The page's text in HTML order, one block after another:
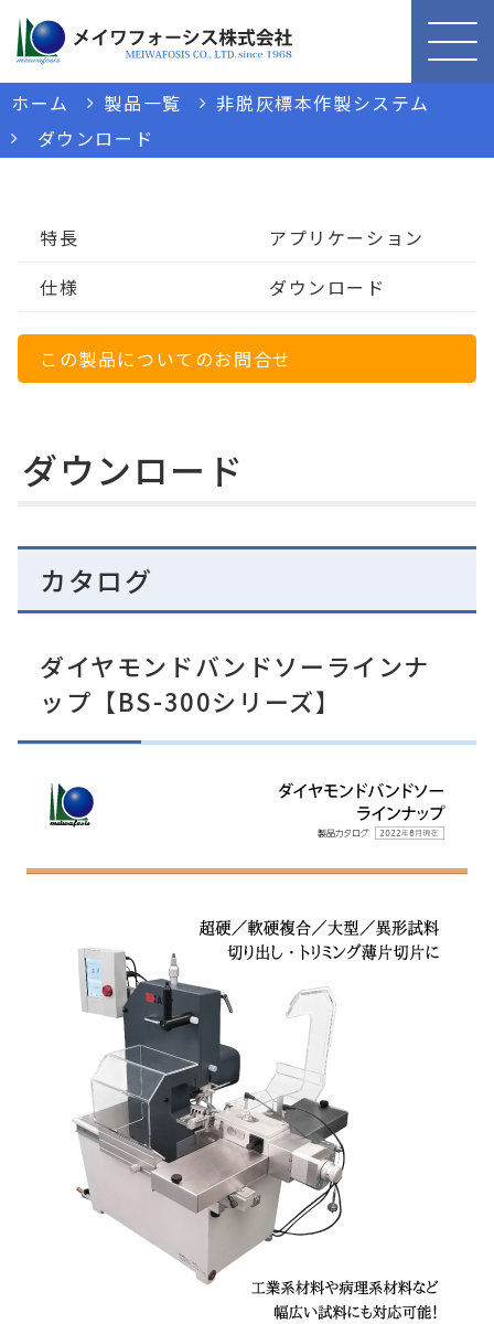
ホーム 製品一覧
非脱灰標本作製システム
ダウンロード
特長
アプリケーション
仕様
ダウンロード
この製品についてのお問合せ
ダウンロード
カタログ
ダイヤモンドバンドソーラインナ
ップ【BS-300シリーズ】